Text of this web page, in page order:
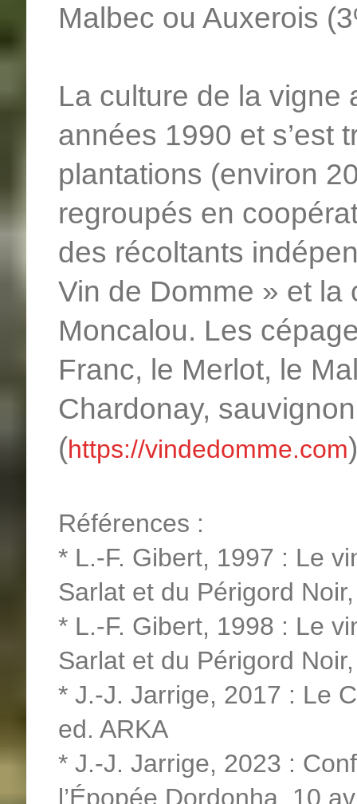
Malbec ou Auxerois
La culture de la vigne
années 1990 et s’est
plantations (environ
regroupés en
des récoltants
Vin de Domme » et la
Moncalou. Les
Franc, le Merlot, le
Chardonay,
(https://vindedomme.com
Références :
* L.-F. Gibert, 1997 : Le
Sarlat et du Périgord
* L.-F. Gibert, 1998 : Le
Sarlat et du Périgord
* J.-J. Jarrige, 2017 : Le
ed. ARKA
* J.-J. Jarrige, 2023 :
l’Épopée Dordonha, 10